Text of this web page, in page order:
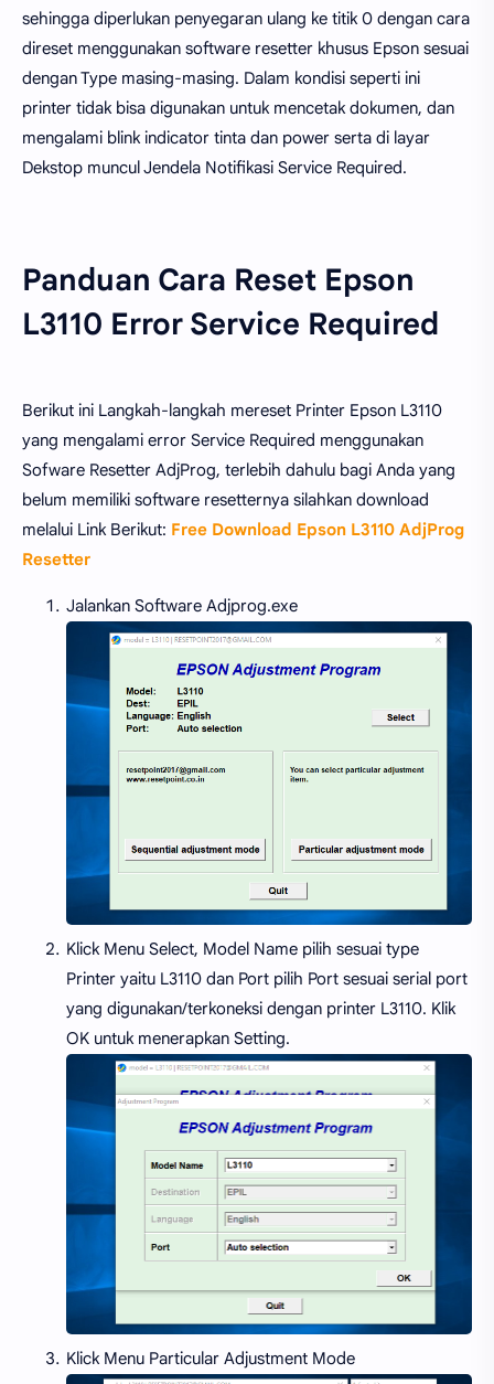
sehingga diperlukan penyegaran ulang ke titik 0 dengan cara
direset menggunakan software resetter khusus Epson sesuai
dengan Type masing-masing. Dalam kondisi seperti ini
printer tidak bisa digunakan untuk mencetak dokumen, dan
mengalami blink indicator tinta dan power serta di layar
Dekstop muncul Jendela Notifikasi Service Required.
Panduan Cara Reset Epson
L3110 Error Service Required
Berikut ini Langkah-langkah mereset Printer Epson L3110
yang mengalami error Service Required menggunakan
Sofware Resetter AdjProg, terlebih dahulu bagi Anda yang
belum memiliki software resetternya silahkan download
melalui Link Berikut: Free Download Epson L3110 AdjProg
Resetter
Jalankan Software Adjprog.exe
Klick Menu Select, Model Name pilih sesuai type
Printer yaitu L3110 dan Port pilih Port sesuai serial port
yang digunakan/terkoneksi dengan printer L3110. Klik
OK untuk menerapkan Setting.
Klick Menu Particular Adjustment Mode